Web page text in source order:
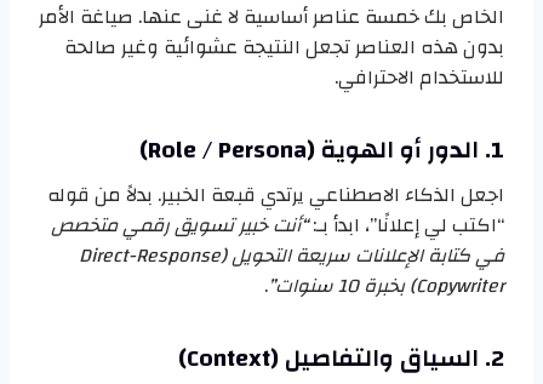
الخاص بك خمسة عناصر أساسية لا غنى عنها. صياغة الأمر
بدون هذه العناصر تجعل النتيجة عشوائية وغير صالحة
للاستخدام الاحترافي.
1. الدور أو الهوية (Role / Persona)
اجعل الذكاء الاصطناعي يرتدي قبعة الخبير. بدلاً من قوله
“اكتب لي إعلانًا”، ابدأ بـ:“أنت خبير تسويق رقمي متخصص
في كتابة الإعلانات سريعة التحويل (Direct-Response
Copywriter) بخبرة 10 سنوات”
.
2. السياق والتفاصيل (Context)